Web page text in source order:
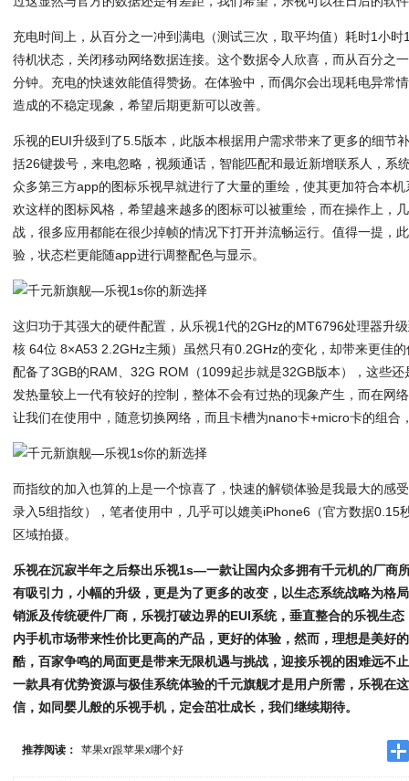
充电时间上，从百分之一冲到满电（测试三次，取平均值）耗时1小
待机状态，关闭移动网络数据连接。这个数据令人欣喜，而从百分之
分钟。充电的快速效能值得赞扬。在体验中，而偶尔会出现耗电异常
造成的不稳定现象，希望后期更新可以改善。
乐视的EUI升级到了5.5版本，此版本根据用户需求带来了更多的细节
括26键拨号，来电忽略，视频通话，智能匹配和最近新增联系人，系
众多第三方app的图标乐视早就进行了大量的重绘，使其更加符合本
欢这样的图标风格，希望越来越多的图标可以被重绘，而在操作上，
战，很多应用都能在很少掉帧的情况下打开并流畅运行。值得一提，
验，状态栏更能随app进行调整配色与显示。
这归功于其强大的硬件配置，从乐视1代的2GHz的MT6796处理器升
核 64位 8×A53 2.2GHz主频）虽然只有0.2GHz的变化，却带来更佳
配备了3GB的RAM、32G ROM（1099起步就是32GB版本），这些
发热量较上一代有较好的控制，整体不会有过热的现象产生，而在网
让我们在使用中，随意切换网络，而且卡槽为nano卡+micro卡的组合
而指纹的加入也算的上是一个惊喜了，快速的解锁体验是我最大的感
录入5组指纹），笔者使用中，几乎可以媲美iPhone6（官方数据0.15
区域拍摄。
乐视在沉寂半年之后祭出乐视1s—一款让国内众多拥有千元机的厂商
有吸引力，小幅的升级，更是为了更多的改变，以生态系统战略为格
销派及传统硬件厂商，乐视打破边界的EUI系统，垂直整合的乐视生
内手机市场带来性价比更高的产品，更好的体验，然而，理想是美好
酷，百家争鸣的局面更是带来无限机遇与挑战，迎接乐视的困难远不
一款具有优势资源与极佳系统体验的千元旗舰才是用户所需，乐视在
信，如同婴儿般的乐视手机，定会茁壮成长，我们继续期待。
推荐阅读： 苹果xr跟苹果x哪个好